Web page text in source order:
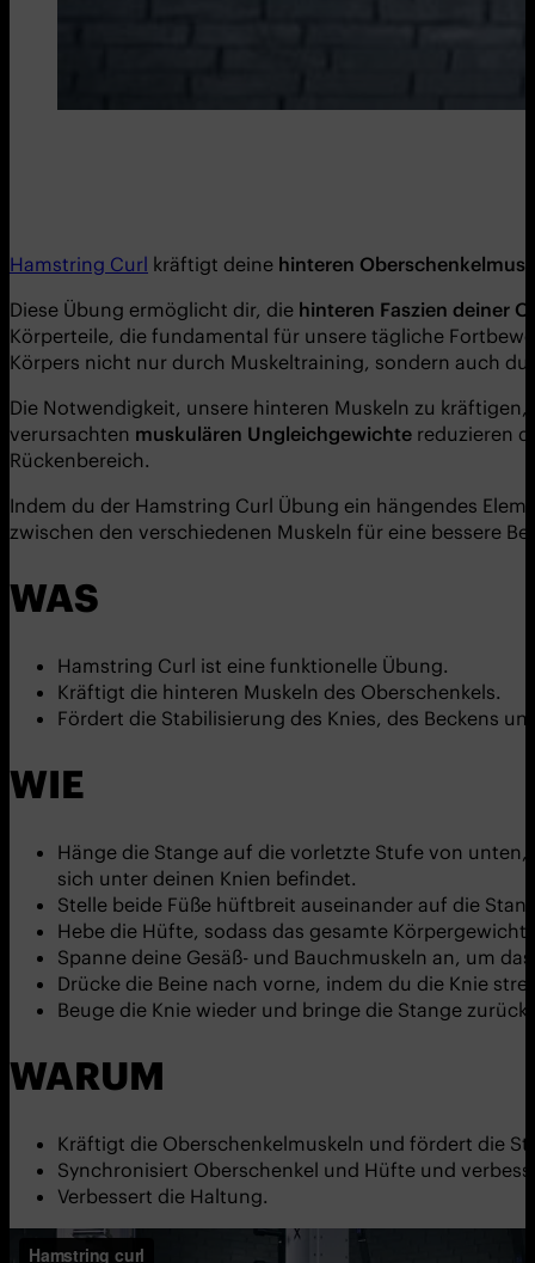
Hamstring Curl kräftigt deine hinteren
Diese Übung ermöglicht dir, die hinteren Faszien deiner
Körperteile, die fundamental für unsere tägliche
Körpers nicht nur durch Muskeltraining, sondern auch
Die Notwendigkeit, unsere hinteren Muskeln zu
verursachten muskulären Ungleichgewichte reduzieren
Rückenbereich.
Indem du der Hamstring Curl Übung ein hängendes
zwischen den verschiedenen Muskeln für eine bessere
WAS
Hamstring Curl ist eine funktionelle Übung.
Kräftigt die hinteren Muskeln des Oberschenkels.
Fördert die Stabilisierung des Knies, des Beckens
WIE
Hänge die Stange auf die vorletzte Stufe von
sich unter deinen Knien befindet.
Stelle beide Füße hüftbreit auseinander auf die
Hebe die Hüfte, sodass das gesamte
Spanne deine Gesäß- und Bauchmuskeln an, um
Drücke die Beine nach vorne, indem du die Knie
Beuge die Knie wieder und bringe die Stange
WARUM
Kräftigt die Oberschenkelmuskeln und fördert die
Synchronisiert Oberschenkel und Hüfte und
Verbessert die Haltung.